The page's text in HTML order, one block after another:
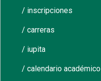
/ inscripciones
/ carreras
/ iupita
/ calendario académico